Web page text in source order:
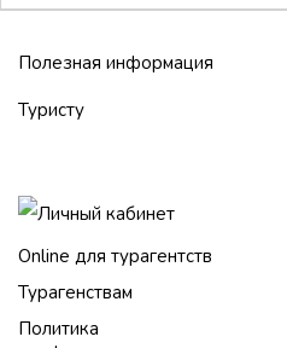
Полезная информация
Туристу
Личный кабинет
Online для турагентств
Турагенствам
Политика